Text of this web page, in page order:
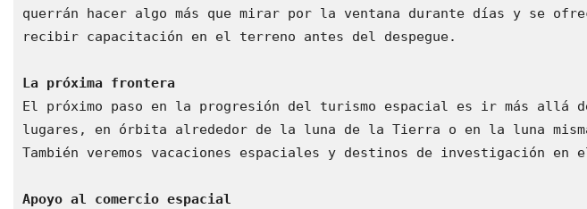
querrán hacer algo más que mirar por la ventana durante días y se
recibir capacitación en el terreno antes del despegue.
La próxima frontera
El próximo paso en la progresión del turismo espacial es ir más
lugares, en órbita alrededor de la luna de la Tierra o en la luna
También veremos vacaciones espaciales y destinos de investigación
Apoyo al comercio espacial